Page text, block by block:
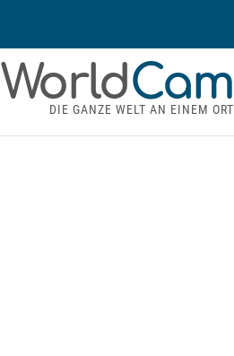
WorldCam
DIE GANZE WELT AN EINEM ORT